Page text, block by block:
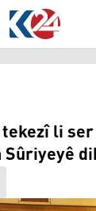
li